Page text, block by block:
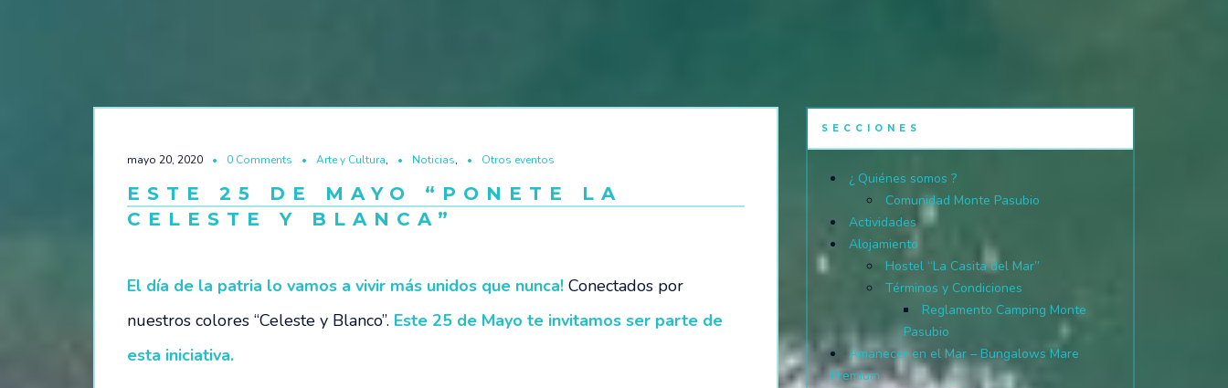
mayo 20, 2020 0 Comments Arte y Cultura, Noticias, Otros eventos
ESTE 25 DE MAYO “PONETE LA
CELESTE Y BLANCA”
El día de la patria lo vamos a vivir más unidos que nunca! Conectados por
nuestros colores “Celeste y Blanco”. Este 25 de Mayo te invitamos ser parte de
esta iniciativa.
SECCIONES
¿ Quiénes somos ?
Comunidad Monte Pasubio
Actividades
Alojamiento
Hostel “La Casita del Mar”
Términos y Condiciones
Reglamento Camping Monte
Pasubio
Amanecer en el Mar – Bungalows Mare
Premium